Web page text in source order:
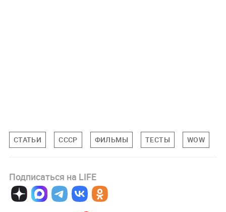
СТАТЬИ СССР ФИЛЬМЫ ТЕСТЫ WOW
Подписаться на LIFE